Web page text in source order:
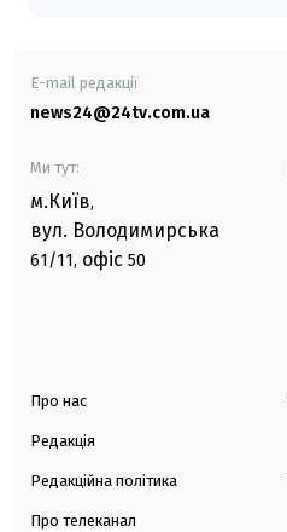
E-mail редакції
news24@24tv.com.ua
Ми тут:
м.Київ,
вул. Володимирська
61/11, офіс 50
Про нас
Редакція
Редакційна політика
Про телеканал